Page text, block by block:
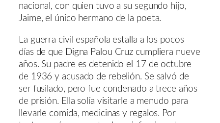
nacional, con quien tuvo a su segundo hijo,
Jaime, el único hermano de la poeta.
La guerra civil española estalla a los pocos
días de que Digna Palou Cruz cumpliera nueve
años. Su padre es detenido el 17 de octubre
de 1936 y acusado de rebelión. Se salvó de
ser fusilado, pero fue condenado a trece años
de prisión. Ella solía visitarle a menudo para
llevarle comida, medicinas y regalos. Por